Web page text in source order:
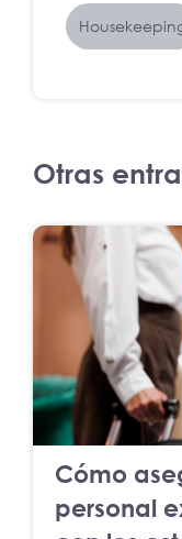
Otras
Cómo
personal